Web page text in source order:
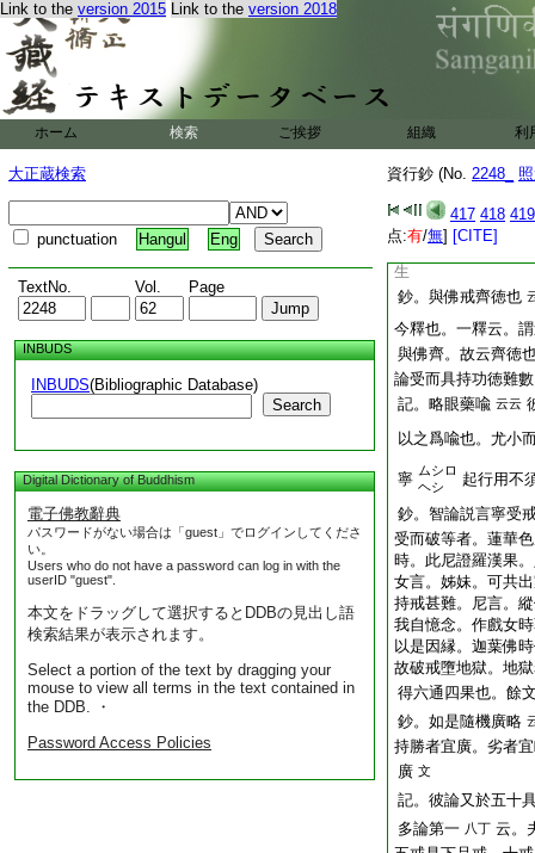
Link to the version 2015 Link to the version 2018
ホーム 検索 ご挨拶 組織 利
大正蔵検索
punctuation Hangul Eng
TextNo. Vol. Page
INBUDS
INBUDS(Bibliographic Database)
Search
Digital Dictionary of Buddhism
電子佛教辭典
パスワードがない場合は「guest」でログインしてくださ
い。
Users who do not have a password can log in with the
userID "guest".
本文をドラッグして選択するとDDBの見出し語
検索結果が表示されます。
Select a portion of the text by dragging your
mouse to view all terms in the text contained in
the DDB. ・
Password Access Policies
資行鈔 (No. 2248_
417 418 419
点:有/無] [CITE]
鈔。薩婆多云非衆
本受戒時不殺一切
不堀地戒。一微塵
至金剛地際。何今
犯分齊。云損蚊脚
其分齊。如何可判
難思。如何 答
記。所謂森然 云云
生
鈔。與佛戒齊徳也
今釋也。一釋云。
與佛齊。故云齊徳
論受而具持功徳難數
記。略眼藥喩 云云
以之爲喩也。尤小
寧 ムシロ
ヘシ
起行用不
鈔。智論説言寧受
受而破等者。蓮華
時。此尼證羅漢果
女言。姊妹。可共
持戒甚難。尼言。
我自憶念。作戲女
以是因縁。迦葉佛
故破戒墮地獄。地
得六通四果也。餘
鈔。如是隨機廣略
持勝者宜廣。劣者
廣 文
記。彼論又於五十
多論第一 八丁 云。